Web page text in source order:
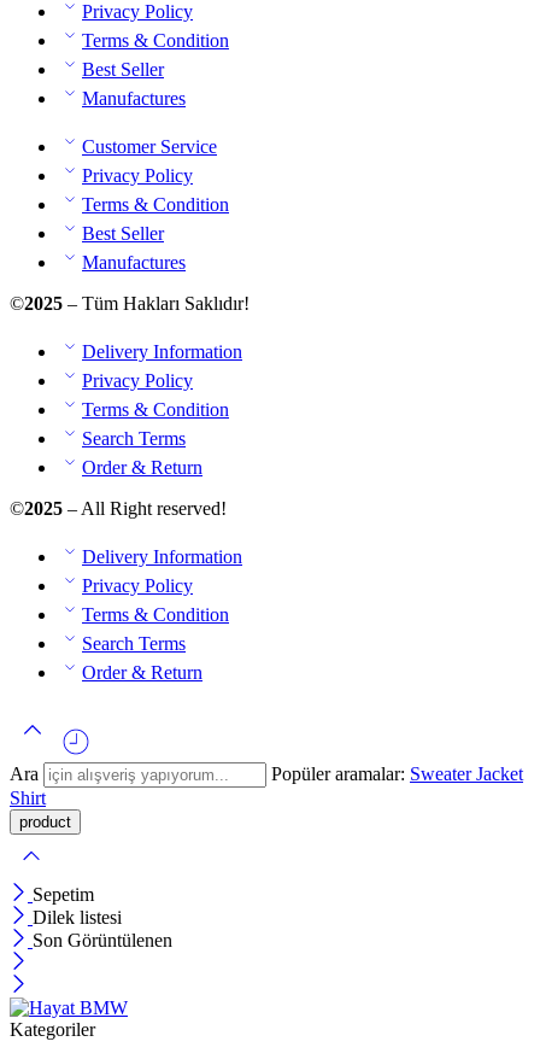
Privacy Policy
Terms & Condition
Best Seller
Manufactures
Customer Service
Privacy Policy
Terms & Condition
Best Seller
Manufactures
©2025 – Tüm Hakları Saklıdır!
Delivery Information
Privacy Policy
Terms & Condition
Search Terms
Order & Return
©2025 – All Right reserved!
Delivery Information
Privacy Policy
Terms & Condition
Search Terms
Order & Return
Ara Popüler aramalar: SweaterJacket
Shirt
Sepetim
Dilek listesi
Son Görüntülenen
Kategoriler